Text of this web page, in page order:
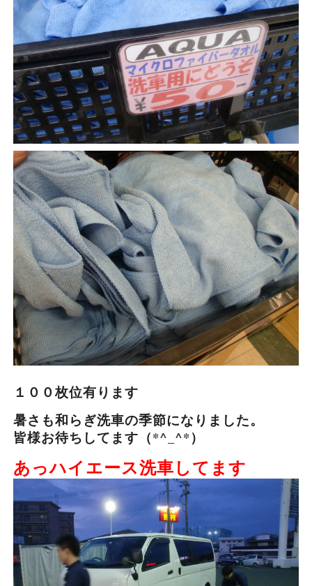
１００枚位有ります
暑さも和らぎ洗車の季節になりました。
皆様お待ちしてます（*^_^*）
あっハイエース洗車してます